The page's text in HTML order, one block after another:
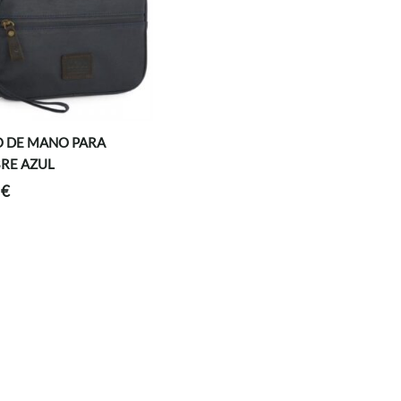
DE MANO PARA
AZUL
€